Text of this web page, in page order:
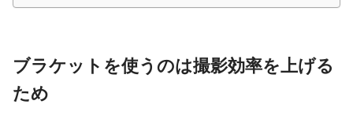
ブラケットを使うのは撮影効率を上げる
ため